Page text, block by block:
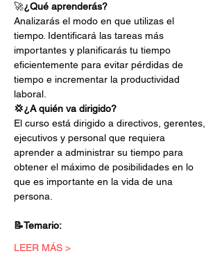
🚀¿Qué aprenderás?
Analizarás el modo en que utilizas el
tiempo. Identificará las tareas más
importantes y planificarás tu tiempo
eficientemente para evitar pérdidas de
tiempo e incrementar la productividad
laboral.
💢¿A quién va dirigido?
El curso está dirigido a directivos, gerentes,
ejecutivos y personal que requiera
aprender a administrar su tiempo para
obtener el máximo de posibilidades en lo
que es importante en la vida de una
persona.
📝Temario:
LEER MÁS >